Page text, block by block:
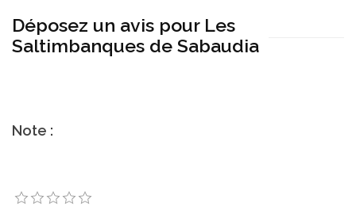
Déposez un avis pour Les
Saltimbanques de Sabaudia
Note :